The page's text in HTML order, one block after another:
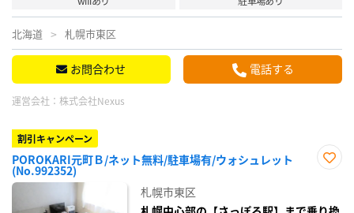
北海道 札幌市東区
お問合わせ 電話する
運営会社： 株式会社Nexus
割引キャンペーン
POROKARI元町Ｂ/ネット無料/駐車場有/ウォシュレット
(No.992352)
録
札幌市東区